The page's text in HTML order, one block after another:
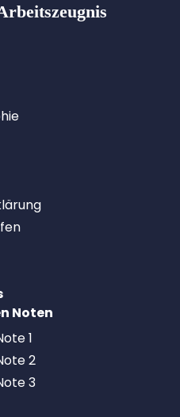
Noten
1
2
3